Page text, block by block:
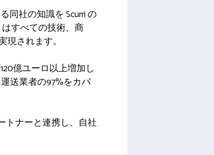
同社の知識を Scurri の
すべての技術、商
されます。
億ユーロ以上増加し
送業者の97%をカバ
トナーと連携し、自社